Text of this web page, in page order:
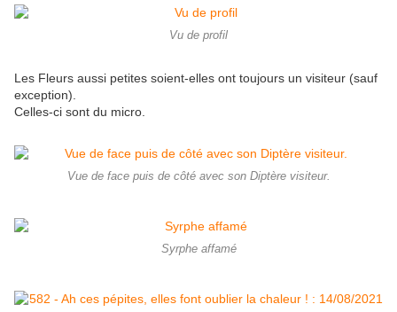
Vu de profil
Les Fleurs aussi petites soient-elles ont toujours un visiteur (sauf
exception).
Celles-ci sont du micro.
Vue de face puis de côté avec son Diptère visiteur.
Syrphe affamé